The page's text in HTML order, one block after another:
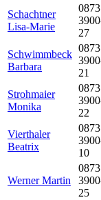
Schachtner
Lisa-Marie
27
Schwimmbeck
Barbara
21
Strohmaier
Monika
22
Vierthaler
Beatrix
10
Werner Martin
25